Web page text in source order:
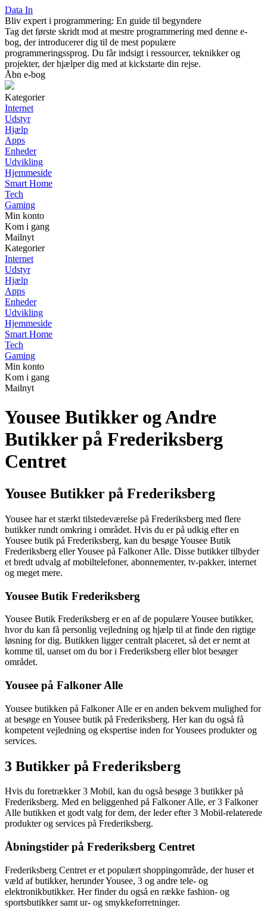
Data In
Bliv expert i programmering: En guide til begyndere
Tag det første skridt mod at mestre programmering med denne e-
bog, der introducerer dig til de mest populære
programmeringssprog. Du får indsigt i ressourcer, teknikker og
projekter, der hjælper dig med at kickstarte din rejse.
Åbn e-bog
Kategorier
Internet
Udstyr
Hjælp
Apps
Enheder
Udvikling
Hjemmeside
Smart Home
Tech
Gaming
Min konto
Kom i gang
Mailnyt
Kategorier
Internet
Udstyr
Hjælp
Apps
Enheder
Udvikling
Hjemmeside
Smart Home
Tech
Gaming
Min konto
Kom i gang
Mailnyt
Yousee Butikker og Andre
Butikker på Frederiksberg
Centret
Yousee Butikker på Frederiksberg
Yousee har et stærkt tilstedeværelse på Frederiksberg med flere
butikker rundt omkring i området. Hvis du er på udkig efter en
Yousee butik på Frederiksberg, kan du besøge Yousee Butik
Frederiksberg eller Yousee på Falkoner Alle. Disse butikker tilbyder
et bredt udvalg af mobiltelefoner, abonnementer, tv-pakker, internet
og meget mere.
Yousee Butik Frederiksberg
Yousee Butik Frederiksberg er en af de populære Yousee butikker,
hvor du kan få personlig vejledning og hjælp til at finde den rigtige
løsning for dig. Butikken ligger centralt placeret, så det er nemt at
komme til, uanset om du bor i Frederiksberg eller blot besøger
området.
Yousee på Falkoner Alle
Yousee butikken på Falkoner Alle er en anden bekvem mulighed for
at besøge en Yousee butik på Frederiksberg. Her kan du også få
kompetent vejledning og ekspertise inden for Yousees produkter og
services.
3 Butikker på Frederiksberg
Hvis du foretrækker 3 Mobil, kan du også besøge 3 butikker på
Frederiksberg. Med en beliggenhed på Falkoner Alle, er 3 Falkoner
Alle butikken et godt valg for dem, der leder efter 3 Mobil-relaterede
produkter og services på Frederiksberg.
Åbningstider på Frederiksberg Centret
Frederiksberg Centret er et populært shoppingområde, der huser et
væld af butikker, herunder Yousee, 3 og andre tele- og
elektronikbutikker. Her finder du også en række fashion- og
sportsbutikker samt ur- og smykkeforretninger.